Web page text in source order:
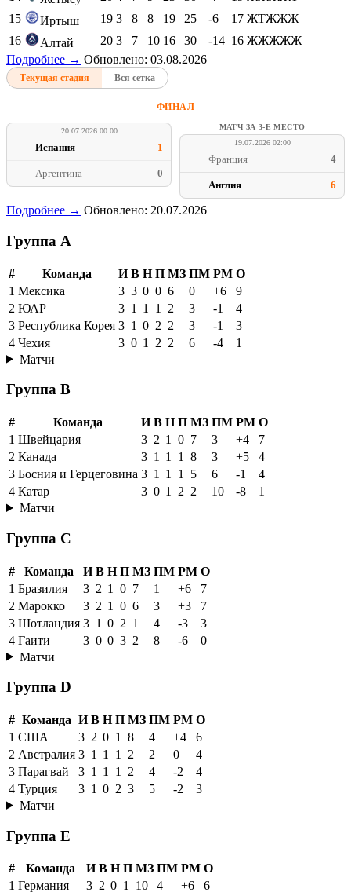
15
Иртыш 19 3 8 8 19 25 -6 17 ЖТЖЖЖ
16
Алтай 20 3 7 10 16 30 -14 16 ЖЖЖЖЖ
Подробнее → Обновлено: 03.08.2026
Текущая стадия Вся сетка
ФИНАЛ
20.07.2026 00:00
Испания 1
Аргентина 0
МАТЧ ЗА 3-Е МЕСТО
19.07.2026 02:00
Франция 4
Англия 6
Подробнее → Обновлено: 20.07.2026
Группа A
# Команда И В Н П МЗ ПМ РМ О
1 Мексика 3 3 0 0 6 0 +6
9
2 ЮАР 3 1 1 1 2 3 -1
4
3 Республика Корея 3 1 0 2 2 3 -1
3
4 Чехия 3 0 1 2 2 6 -4
1
Матчи
Группа B
# Команда И В Н П МЗ ПМ РМ О
1 Швейцария 3 2 1 0 7 3 +4
7
2 Канада 3 1 1 1 8 3 +5
4
3 Босния и Герцеговина 3 1 1 1 5 6 -1
4
4 Катар 3 0 1 2 2 10 -8
1
Матчи
Группа C
# Команда И В Н П МЗ ПМ РМ О
1 Бразилия 3 2 1 0 7 1 +6
7
2 Марокко 3 2 1 0 6 3 +3
7
3 Шотландия 3 1 0 2 1 4 -3
3
4 Гаити 3 0 0 3 2 8 -6
0
Матчи
Группа D
# Команда И В Н П МЗ ПМ РМ О
1 США 3 2 0 1 8 4 +4
6
2 Австралия 3 1 1 1 2 2 0
4
3 Парагвай 3 1 1 1 2 4 -2
4
4 Турция 3 1 0 2 3 5 -2
3
Матчи
Группа E
# Команда И В Н П МЗ ПМ РМ О
1 Германия 3 2 0 1 10 4 +6
6